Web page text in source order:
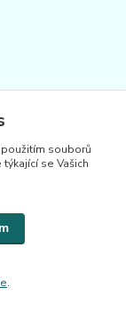
2026 ©
souborů
se Vašich
.